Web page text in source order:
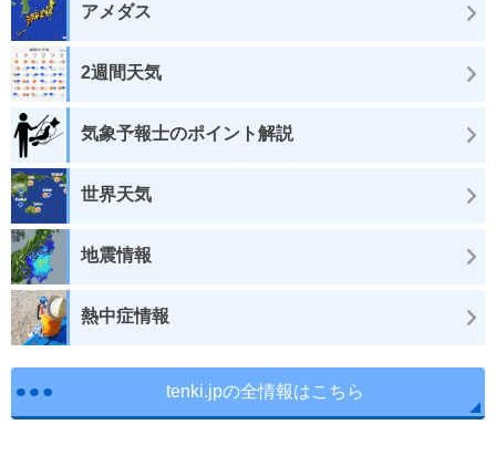
アメダス
2週間天気
気象予報士のポイント解説
世界天気
地震情報
熱中症情報
tenki.jpの全情報はこちら